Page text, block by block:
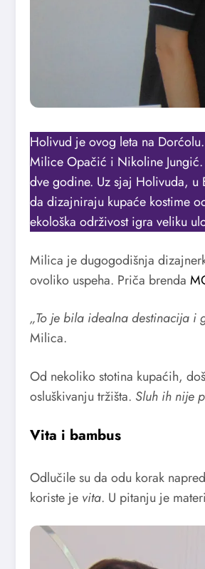
Holivud je ovog leta na
Milice Opačić i Nikoline
dve godine. Uz sjaj Holivuda, u
da dizajniraju kupaće kostime
ekološka održivost igra veliku
Milica je dugogodišnja
ovoliko uspeha. Priča brenda
„To je bila idealna destinacija i
Milica.
Od nekoliko stotina kupaćih,
osluškivanju tržišta. Sluh ih nije
Vita i bambus
Odlučile su da odu korak
koriste je vita. U pitanju je